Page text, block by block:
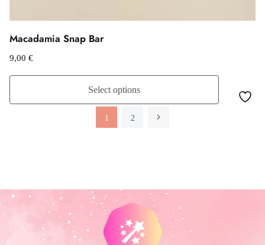
Macadamia Snap Bar
9,00 €
Select options
1 2